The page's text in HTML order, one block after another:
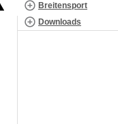
Breitensport
Downloads